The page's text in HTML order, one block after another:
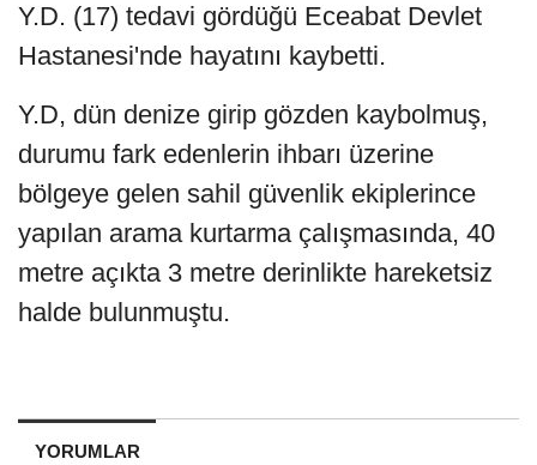
Y.D. (17) tedavi gördüğü Eceabat Devlet
Hastanesi'nde hayatını kaybetti.
Y.D, dün denize girip gözden kaybolmuş,
durumu fark edenlerin ihbarı üzerine
bölgeye gelen sahil güvenlik ekiplerince
yapılan arama kurtarma çalışmasında, 40
metre açıkta 3 metre derinlikte hareketsiz
halde bulunmuştu.
YORUMLAR